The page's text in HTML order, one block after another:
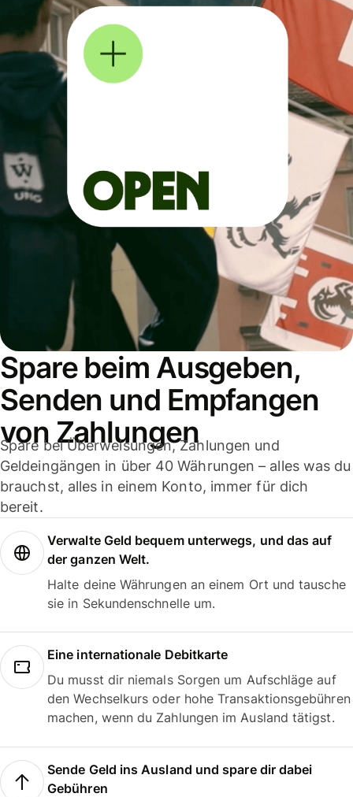
Spare beim Ausgeben,
Senden und Empfangen
von Zahlungen
Spare bei Überweisungen, Zahlungen und
Geldeingängen in über 40 Währungen – alles was du
brauchst, alles in einem Konto, immer für dich
bereit.
Verwalte Geld bequem unterwegs, und das auf
der ganzen Welt.
Halte deine Währungen an einem Ort und tausche
sie in Sekundenschnelle um.
Eine internationale Debitkarte
Du musst dir niemals Sorgen um Aufschläge auf
den Wechselkurs oder hohe Transaktionsgebühren
machen, wenn du Zahlungen im Ausland tätigst.
Sende Geld ins Ausland und spare dir dabei
Gebühren